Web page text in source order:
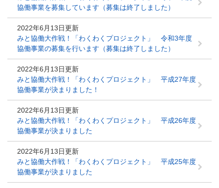
協働事業を募集しています（募集は終了しました）
2022年6月13日更新
みと協働大作戦！「わくわくプロジェクト」 令和3年度
協働事業の募集を行います（募集は終了しました）
2022年6月13日更新
みと協働大作戦！「わくわくプロジェクト」 平成27年度
協働事業が決まりました！
2022年6月13日更新
みと協働大作戦！「わくわくプロジェクト」 平成26年度
協働事業が決まりました
2022年6月13日更新
みと協働大作戦！「わくわくプロジェクト」 平成25年度
協働事業が決まりました